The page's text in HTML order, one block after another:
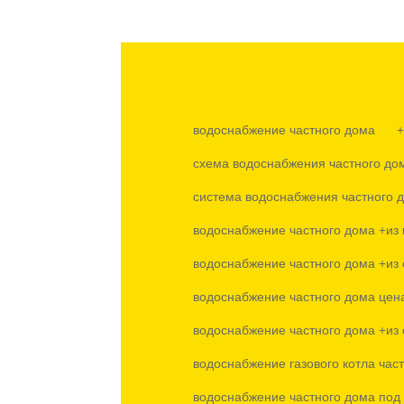
водоснабжение частного дома
схема водоснабжения частного
система водоснабжения
водоснабжение частного дома
водоснабжение частного дома
водоснабжение частного
водоснабжение частного дома
водоснабжение газового котла
водоснабжение частного дома